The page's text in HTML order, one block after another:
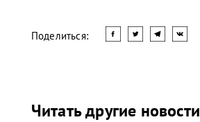
Поделиться:
Читать другие новости